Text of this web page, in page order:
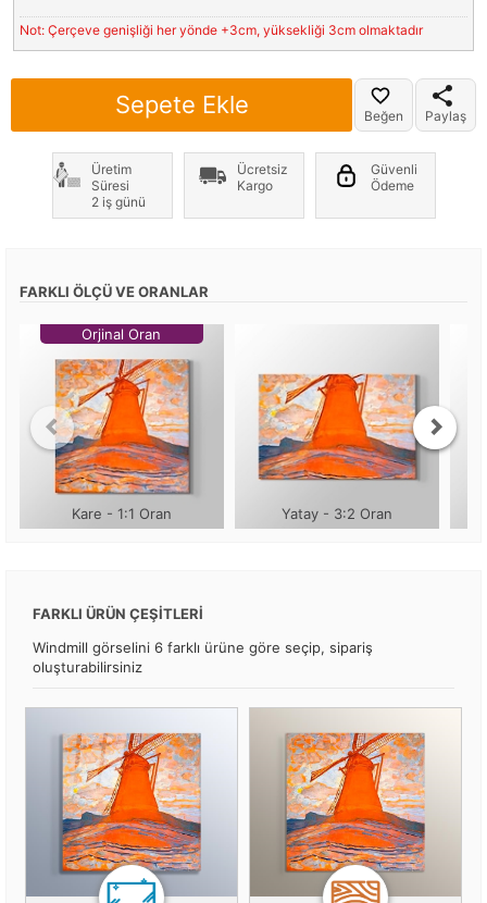
Not: Çerçeve genişliği her yönde +3cm, yüksekliği 3cm olmaktadır
Sepete Ekle Beğen Paylaş
Üretim
Süresi
2 iş günü
Ücretsiz
Kargo
Güvenli
Ödeme
FARKLI ÖLÇÜ VE ORANLAR
Orjinal Oran
Kare - 1:1 Oran Yatay - 3:2 Oran
FARKLI ÜRÜN ÇEŞİTLERİ
Windmill görselini 6 farklı ürüne göre seçip, sipariş
oluşturabilirsiniz